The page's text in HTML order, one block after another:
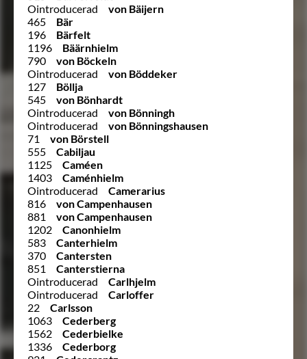
Ointroducerad
von Bäijern
465
Bär
196
Bärfelt
1196
Bäärnhielm
790
von Böckeln
Ointroducerad
von Böddeker
127
Böllja
545
von Bönhardt
Ointroducerad
von Bönningh
Ointroducerad
von Bönningshausen
71
von Börstell
555
Cabiljau
1125
Caméen
1403
Caménhielm
Ointroducerad
Camerarius
816
von Campenhausen
881
von Campenhausen
1202
Canonhielm
583
Canterhielm
370
Cantersten
851
Canterstierna
Ointroducerad
Carlhjelm
Ointroducerad
Carloffer
22
Carlsson
1063
Cederberg
1562
Cederbielke
1336
Cederborg